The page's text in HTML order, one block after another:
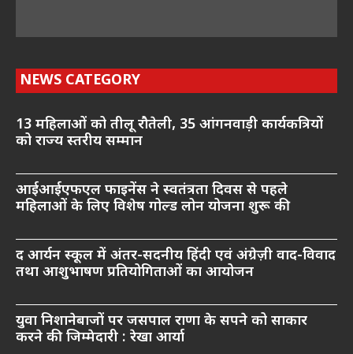
NEWS CATEGORY
13 महिलाओं को तीलू रौतेली, 35 आंगनवाड़ी कार्यकत्रियों
को राज्य स्तरीय सम्मान
आईआईएफएल फाइनेंस ने स्वतंत्रता दिवस से पहले
महिलाओं के लिए विशेष गोल्ड लोन योजना शुरू की
द आर्यन स्कूल में अंतर-सदनीय हिंदी एवं अंग्रेज़ी वाद-विवाद
तथा आशुभाषण प्रतियोगिताओं का आयोजन
युवा निशानेबाजों पर जसपाल राणा के सपने को साकार
करने की जिम्मेदारी : रेखा आर्या